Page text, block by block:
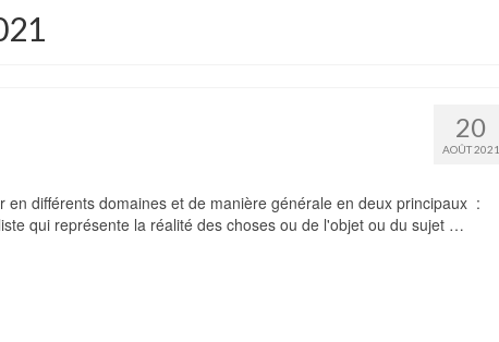
20
AOÛT 2021
différents domaines et de manière générale en deux principaux :
qui représente la réalité des choses ou de l'objet ou du sujet …